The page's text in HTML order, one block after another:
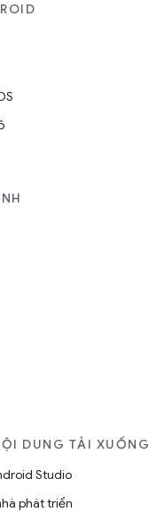
DUNG TẢI XUỐNG
Studio
phát triển